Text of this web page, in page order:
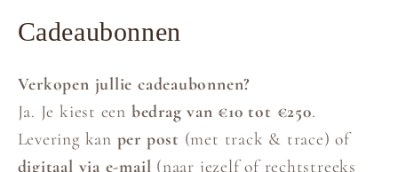
Cadeaubonnen
Verkopen jullie cadeaubonnen?
Ja. Je kiest een bedrag van €10 tot €250.
Levering kan per post (met track & trace) of
digitaal via e-mail (naar jezelf of rechtstreeks